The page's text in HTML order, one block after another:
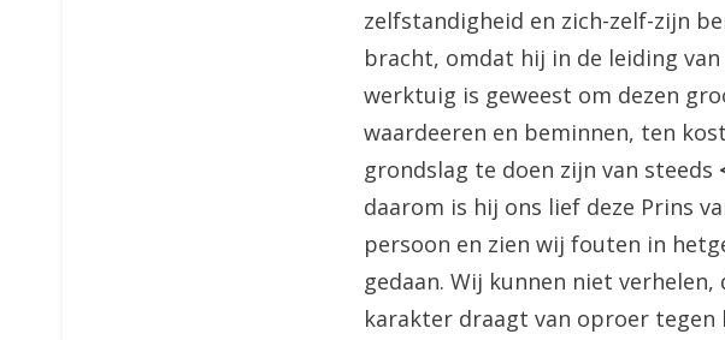
zelfstandigheid en zich-zelf-zijn
bracht, omdat hij in de leiding
werktuig is geweest om dezen
waardeeren en beminnen, ten
grondslag te doen zijn van steeds
daarom is hij ons lief deze Prins
persoon en zien wij fouten in
gedaan. Wij kunnen niet
karakter draagt van oproer